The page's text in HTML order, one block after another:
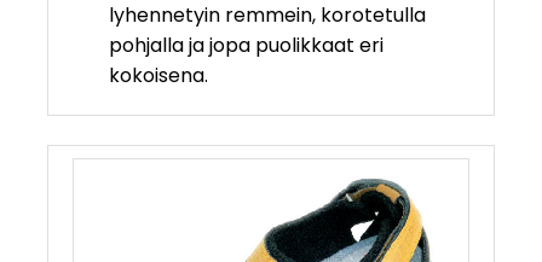
lyhennetyin remmein, korotetulla
pohjalla ja jopa puolikkaat eri
kokoisena.